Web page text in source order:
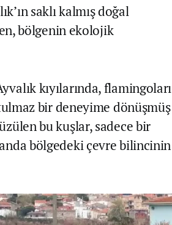
saklı kalmış doğal
bölgenin ekolojik
kıyılarında, flamingoları
bir deneyime dönüşmüş
bu kuşlar, sadece bir
bölgedeki çevre bilincinin